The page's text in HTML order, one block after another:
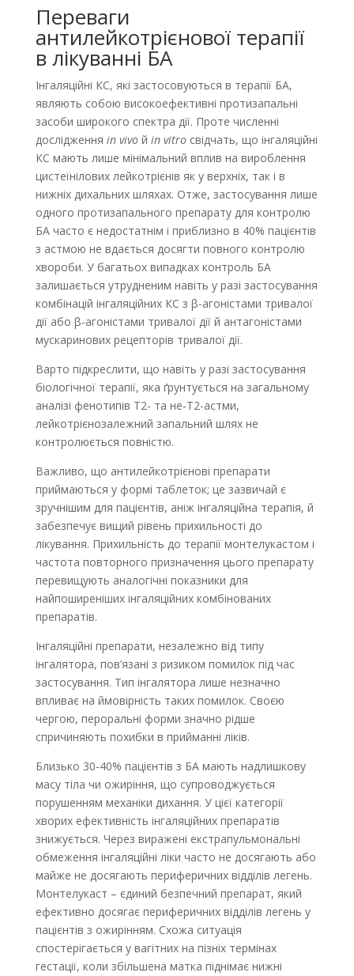
Переваги
антилейкотрієнової терапії
в лікуванні БА
Інгаляційні КС, які застосовуються в терапії БА,
являють собою високоефективні протизапальні
засоби широкого спектра дії. Проте численні
дослідження in vivoй in vitroсвідчать, що інгаляційні
КС мають лише мінімальний вплив на вироблення
цистеїнілових лейкотрієнів як у верхніх, так і в
нижніх дихальних шляхах. Отже, застосування лише
одного протизапального препарату для контролю
БА часто є недостатнім і приблизно в 40% пацієнтів
з астмою не вдається досягти повного контролю
хвороби. У багатьох випадках контроль БА
залишається утрудненим навіть у разі застосування
комбінацій інгаляційних КС з β-агоністами тривалої
дії або β-агоністами тривалої дії й антагоністами
мускаринових рецепторів тривалої дії.
Варто підкреслити, що навіть у разі застосування
біологічної терапії, яка ґрунтується на загальному
аналізі фенотипів T2- та не-T2-астми,
лейкотрієнозалежний запальний шлях не
контролюється повністю.
Важливо, що антилейкотрієнові препарати
приймаються у формі таблеток; це зазвичай є
зручнішим для пацієнтів, аніж інгаляційна терапія, й
забезпечує вищий рівень прихильності до
лікування. Прихильність до терапії монтелукастом і
частота повторного призначення цього препарату
перевищують аналогічні показники для
найпоширеніших інгаляційних комбінованих
препаратів.
Інгаляційні препарати, незалежно від типу
інгалятора, пов’язані з ризиком помилок під час
застосування. Тип інгалятора лише незначно
впливає на ймовірність таких помилок. Своєю
чергою, пер­оральні форми значно рідше
спричиняють похибки в прийманні ліків.
Близько 30-40% пацієнтів з БА мають надлишкову
масу тіла чи ожиріння, що супроводжується
порушенням механіки дихання. У цієї категорії
хворих ефективність інгаляційних препаратів
знижується. Через виражені екстрапульмональні
обмеження інгаляційні ліки часто не досягають або
майже не досягають периферичних відділів легень.
Монтелукаст – єдиний безпечний препарат, який
ефективно досягає периферичних відділів легень у
пацієнтів з ожирінням. Схожа ситуація
спостерігається у вагітних на пізніх термінах
гестації, коли збільшена матка піднімає нижні